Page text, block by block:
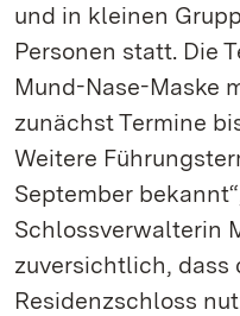
und in kleinen
Personen statt. Die
Mund-Nase-Maske
zunächst Termine
Weitere
September
Schlossverwalterin
zuversichtlich, dass
Residenzschloss